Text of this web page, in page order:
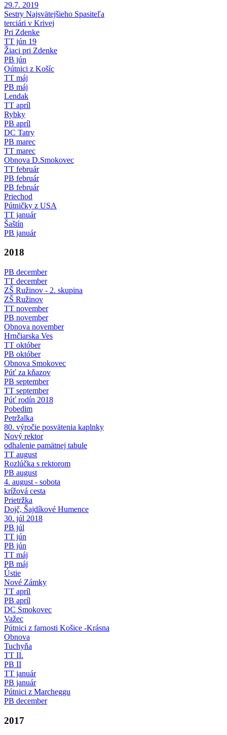
29.7. 2019
Sestry Najsvätejšieho Spasiteľa
terciári v Krivej
Pri Zdenke
TT jún 19
Žiaci pri Zdenke
PB jún
Oútnici z Košíc
TT máj
PB máj
Lendak
TT apríl
Rybky
PB apríl
DC Tatry
PB marec
TT marec
Obnova D.Smokovec
TT február
PB február
PB február
Priechod
Pútničky z USA
TT január
Šaštín
PB január
2018
PB december
TT december
ZŠ Ružinov - 2. skupina
ZŠ Ružinov
TT november
PB november
Obnova november
Hrnčiarska Ves
TT október
PB október
Obnova Smokovec
Púť za kňazov
PB september
TT september
Púť rodín 2018
Pobedim
Petržalka
80. výročie posvätenia kaplnky
Nový rektor
odhalenie pamätnej tabule
TT august
Rozlúčka s rektorom
PB august
4. august - sobota
krížová cesta
Prietržka
Dojč, Šajdíkové Humence
30. júl 2018
PB júl
TT jún
PB jún
TT máj
PB máj
Ústie
Nové Zámky
TT apríl
PB apríl
DC Smokovec
Važec
Pútnici z farnosti Košice -Krásna
Obnova
Tuchyňa
TT II.
PB II
TT január
PB január
Pútnici z Marcheggu
PB december
2017